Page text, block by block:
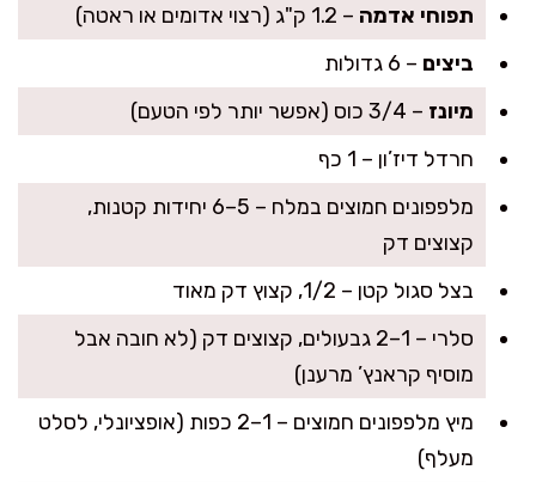
תפוחי אדמה – 1.2 ק"ג (רצוי אדומים או ראטה)
ביצים – 6 גדולות
מיונז – 3/4 כוס (אפשר יותר לפי הטעם)
חרדל דיז’ון – 1 כף
מלפפונים חמוצים במלח – 5–6 יחידות קטנות,
קצוצים דק
בצל סגול קטן – 1/2, קצוץ דק מאוד
סלרי – 1–2 גבעולים, קצוצים דק (לא חובה אבל
מוסיף קראנץ’ מרענן)
מיץ מלפפונים חמוצים – 1–2 כפות (אופציונלי, לסלט
מעלף)